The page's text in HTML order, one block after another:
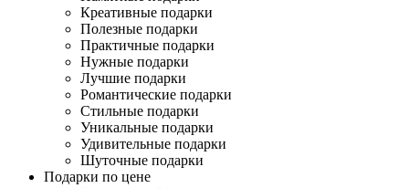
Креативные подарки
Полезные подарки
Практичные подарки
Нужные подарки
Лучшие подарки
Романтические подарки
Стильные подарки
Уникальные подарки
Удивительные подарки
Шуточные подарки
Подарки по цене